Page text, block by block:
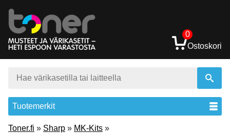
0
Ostoskori
Tuotemerkit
Toner.fi » Sharp » MK-Kits »